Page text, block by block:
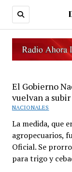
El Gobierno
vuelvan a
NACIONALES
La medida, que
agropecuarios,
Oficial. Se
para trigo y